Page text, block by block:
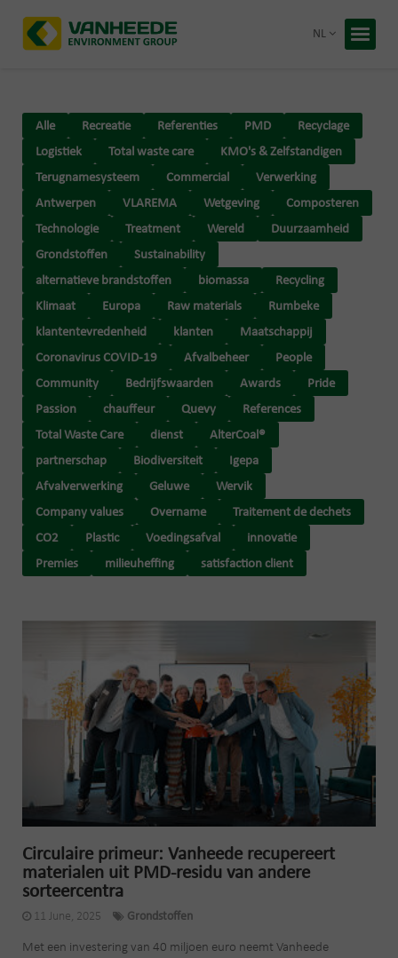
Onze
Terug
NL
Alle Recreatie Referenties PMD
Recyclage
Logistiek
Total waste care
KMO's & Zelfstandigen
Terugnamesysteem
Commercial
Verwerking
Antwerpen
VLAREMA Wetgeving
Composteren
Technologie
Treatment Wereld
Duurzaamheid
Grondstoffen
Sustainability
alternatieve brandstoffen
biomassa
Recycling
Klimaat
Europa Raw materials
Rumbeke
klantentevredenheid
klanten
Maatschappij
Coronavirus COVID-19
Afvalbeheer
People
Community
Bedrijfswaarden Awards
Pride
Passion
chauffeur Quevy
References
Total Waste Care
dienst
AlterCoal®
partnerschap
Biodiversiteit
Igepa
Afvalverwerking
Geluwe
Wervik
Company values
Overname
Traitement de dechets
CO2
Plastic Voedingsafval
innovatie
Premies
milieuheffing satisfaction client
Circulaire primeur: Vanheede recupereert
materialen uit PMD-residu van andere
sorteercentra
11 June, 2025 Grondstoffen
Met een investering van 40 miljoen euro neemt Vanheede